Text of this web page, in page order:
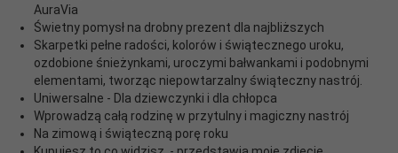
AuraVia
Świetny pomysł na drobny prezent dla najbliższych
Skarpetki pełne radości, kolorów i świątecznego uroku,
ozdobione śnieżynkami, uroczymi bałwankami i podobnymi
elementami, tworząc niepowtarzalny świąteczny nastrój.
Uniwersalne - Dla dziewczynki i dla chłopca
Wprowadzą całą rodzinę w przytulny i magiczny nastrój
Na zimową i świąteczną porę roku